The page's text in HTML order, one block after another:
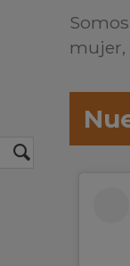
mujer,